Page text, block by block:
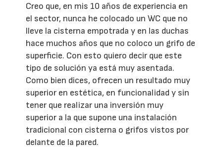
Creo que, en mis 10 años de experiencia en
el sector, nunca he colocado un WC que no
lleve la cisterna empotrada y en las duchas
hace muchos años que no coloco un grifo de
superficie. Con esto quiero decir que este
tipo de solución ya está muy asentada.
Como bien dices, ofrecen un resultado muy
superior en estética, en funcionalidad y sin
tener que realizar una inversión muy
superior a la que supone una instalación
tradicional con cisterna o grifos vistos por
delante de la pared.